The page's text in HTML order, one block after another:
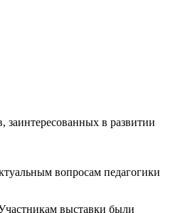
заинтересованных в развитии
вопросам педагогики
выставки были